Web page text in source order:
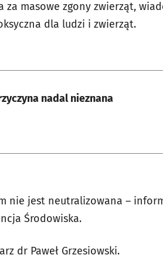
masowe zgony zwierząt,
dla ludzi i zwierząt.
nadal nieznana
nie jest neutralizowana –
Środowiska.
dr Paweł Grzesiowski.